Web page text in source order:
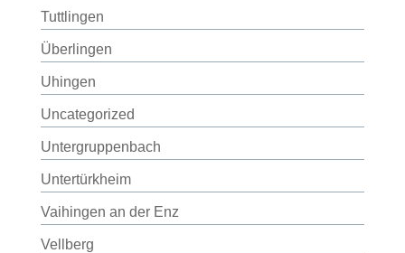
Tuttlingen
Überlingen
Uhingen
Uncategorized
Untergruppenbach
Untertürkheim
Vaihingen an der Enz
Vellberg